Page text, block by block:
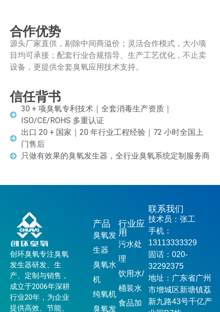
合作优势
源头厂家直供，剔除中间商溢价；灵活合作模式，大小项
目均可承接；配套行业合规指导、生产工艺优化，不止卖
设备，更提供全套臭氧应用技术支持。
信任背书
30 + 项臭氧专利技术｜全套消毒生产资质｜
ISO/CE/ROHS 多重认证
出口 20 + 国家｜20 年行业工程经验｜72 小时全国上
门售后
只做有效果的臭氧发生器，全行业臭氧系统定制服务商
创环臭氧专注臭氧
发生器研发、生
产、定制与销售，
成立于2006年深耕
行业20年，为企业
提供高效、节能、
产品
臭氧发
生器
臭氧水
机
纯氧机
臭氧发
行业应
用
污水处
理
饮用水/
桶装水
食品加
联系我们
技术员：张工
手机：
13113333329
固话：020-
32292375
地址：广东省广州
市增城区新塘镇荔
新九路43号千亿产